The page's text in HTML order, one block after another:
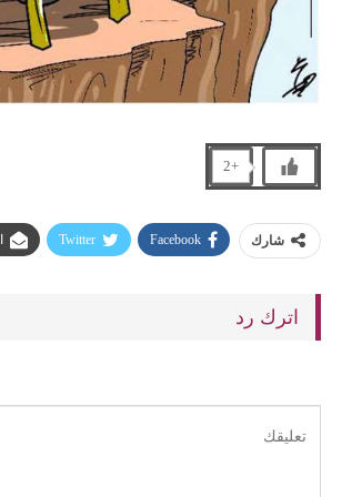
+2
شارك Facebook
Twitter
اترك رد